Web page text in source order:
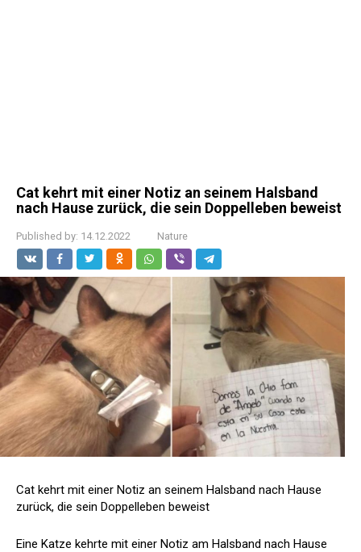
Cat kehrt mit einer Notiz an seinem Halsband
nach Hause zurück, die sein Doppelleben beweist
Published by: 14.12.2022 Nature
Cat kehrt mit einer Notiz an seinem Halsband nach Hause
zurück, die sein Doppelleben beweist
Eine Katze kehrte mit einer Notiz am Halsband nach Hause